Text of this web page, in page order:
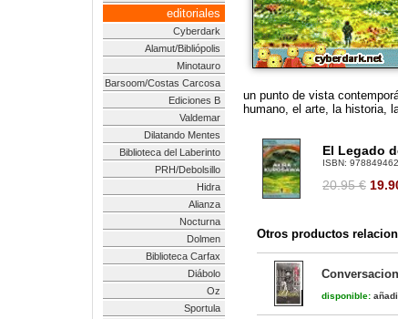
editoriales
Cyberdark
Alamut/Bibliópolis
Minotauro
Barsoom/Costas Carcosa
Ediciones B
Valdemar
Dilatando Mentes
Biblioteca del Laberinto
PRH/Debolsillo
Hidra
Alianza
Nocturna
Dolmen
Biblioteca Carfax
Diábolo
Oz
Sportula
un punto de vista
humano, el arte, la historia,
El Legado
ISBN:
20.95 €
Otros productos
disponible: